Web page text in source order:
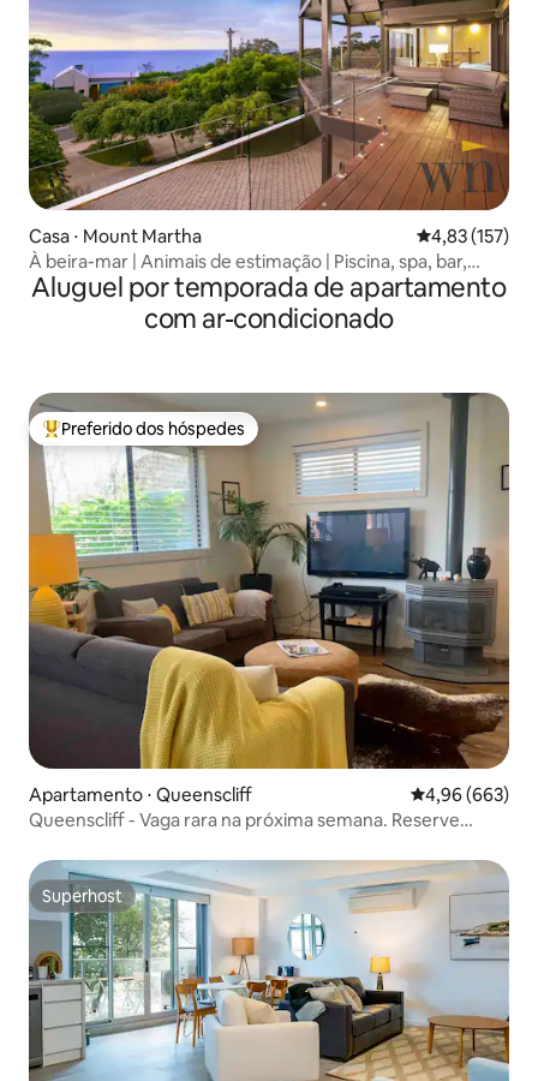
Casa ⋅ Mount Martha 4,83 de uma
4,83 (157)
À beira-mar | Animais de estimação | Piscina, spa, bar,
academia
Aluguel por temporada de apartamento
com ar-condicionado
Entre os melhores preferidos dos hóspedes
Preferido dos hóspedes
Apartamento ⋅ Queenscliff 4,96 de uma
4,96 (663)
Queenscliff - Vaga rara na próxima semana. Reserve
Superhost
Superhost